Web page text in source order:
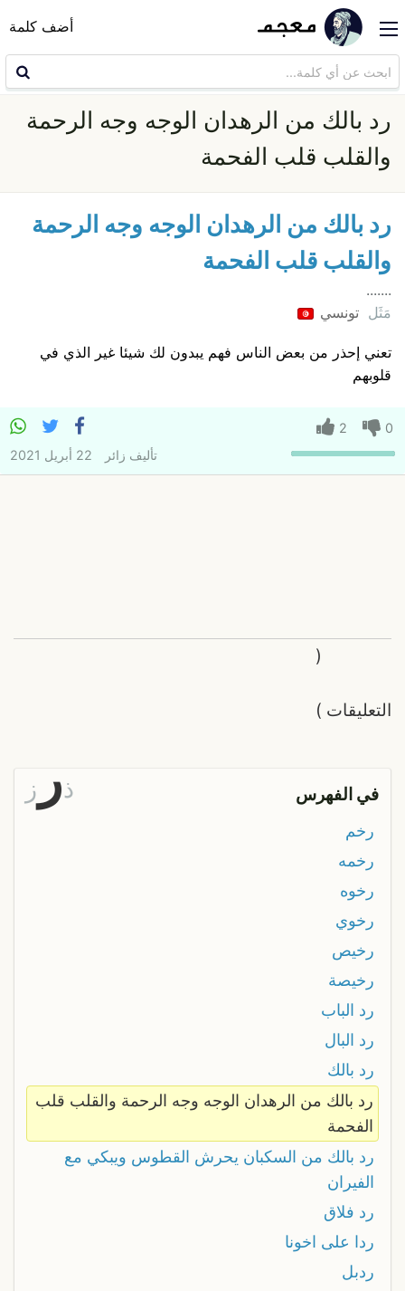
أضف كلمة
رد بالك من الرهدان الوجه وجه الرحمة
والقلب قلب الفحمة
رد بالك من الرهدان الوجه وجه الرحمة
والقلب قلب الفحمة
.......
مَثَل تونسي
تعني إحذر من بعض الناس فهم يبدون لك شيئا غير الذي في
قلوبهم
0
2
تأليف زائر 22 أبريل 2021
التعليقات
(
)
في الفهرس ذر ز
رخم
رخمه
رخوه
رخوي
رخيص
رخيصة
رد الباب
رد البال
رد بالك
رد بالك من الرهدان الوجه وجه الرحمة والقلب قلب
الفحمة
رد بالك من السكبان يحرش القطوس ويبكي مع
الفيران
رد فلاق
ردا على اخونا
ردبل